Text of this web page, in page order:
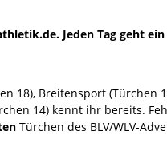
Jeden Tag geht
18), Breitensport (Türchen
14) kennt ihr bereits.
Türchen des BLV/WLV-